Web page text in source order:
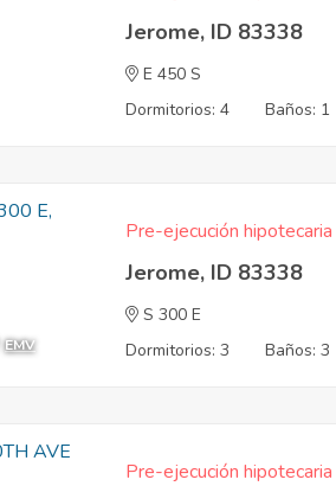
Jerome, ID 83338
E 450 S
Dormitorios: 4
Baños: 1
EMV
Pre-ejecución hipotecaria
Jerome, ID 83338
S 300 E
Dormitorios: 3
Baños: 3
Pre-ejecución hipotecaria